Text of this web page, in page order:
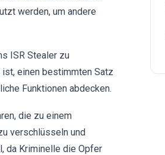
werden, um andere
ISR Stealer zu
einen bestimmten Satz
Funktionen abdecken.
die zu einem
verschlüsseln und
da Kriminelle die Opfer